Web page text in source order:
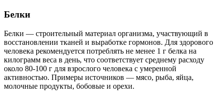
Белки
Белки — строительный материал организма, участвующий в
восстановлении тканей и выработке гормонов. Для здорового
человека рекомендуется потреблять не менее 1 г белка на
килограмм веса в день, что соответствует среднему расходу
около 80-100 г для взрослого человека с умеренной
активностью. Примеры источников — мясо, рыба, яйца,
молочные продукты, бобовые и орехи.